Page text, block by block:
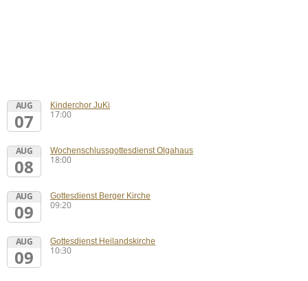
AUG
07
Kinderchor JuKi
17:00
AUG
08
Wochenschlussgottesdienst Olgahaus
18:00
AUG
09
Gottesdienst Berger Kirche
09:20
AUG
09
Gottesdienst Heilandskirche
10:30